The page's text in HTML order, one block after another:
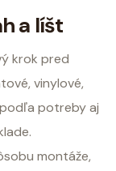
a líšt
krok pred
vinylové,
potreby aj
montáže,